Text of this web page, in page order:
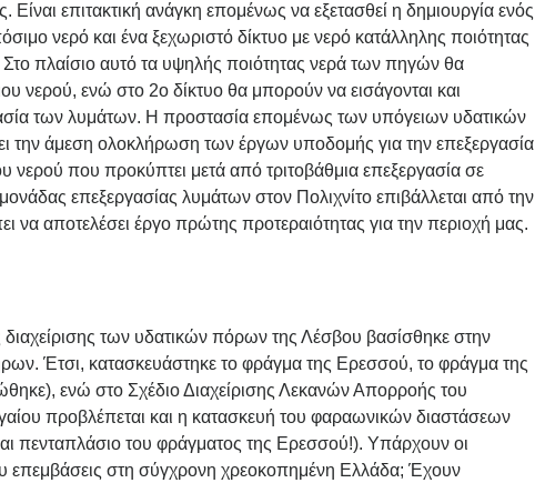
Είναι επιτακτική ανάγκη επομένως να εξετασθεί η δημιουργία ενός
νερό και ένα ξεχωριστό δίκτυο με νερό κατάλληλης ποιότητας
Στο πλαίσιο αυτό τα υψηλής ποιότητας νερά των πηγών θα
νερού, ενώ στο 2ο δίκτυο θα μπορούν να εισάγονται και
των λυμάτων. Η προστασία επομένως των υπόγειων υδατικών
την άμεση ολοκλήρωση των έργων υποδομής για την επεξεργασία
νερού που προκύπτει μετά από τριτοβάθμια επεξεργασία σε
επεξεργασίας λυμάτων στον Πολιχνίτο επιβάλλεται από την
να αποτελέσει έργο πρώτης προτεραιότητας για την περιοχή μας.
διαχείρισης των υδατικών πόρων της Λέσβου βασίσθηκε στην
Έτσι, κατασκευάστηκε το φράγμα της Ερεσσού, το φράγμα της
ενώ στο Σχέδιο Διαχείρισης Λεκανών Απορροής του
προβλέπεται και η κατασκευή του φαραωνικών διαστάσεων
πενταπλάσιο του φράγματος της Ερεσσού!). Υπάρχουν οι
επεμβάσεις στη σύγχρονη χρεοκοπημένη Ελλάδα; Έχουν